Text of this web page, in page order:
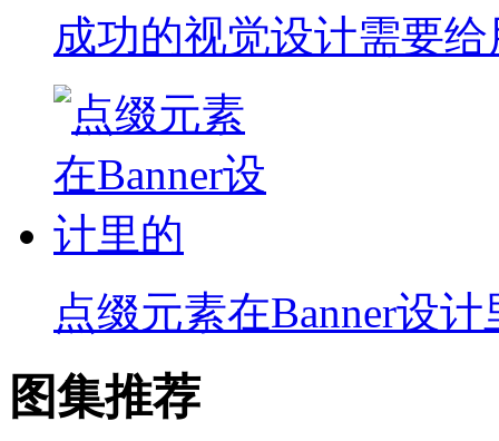
成功的视觉设计需要给
点缀元素在Banner设计
图集推荐